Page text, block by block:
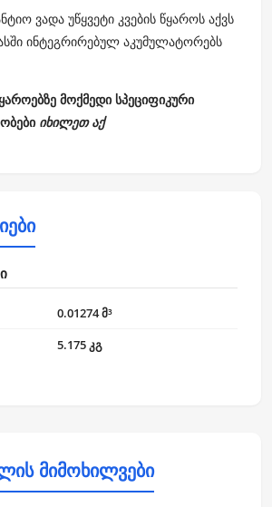
ვადა უწყვეტი კვების წყაროს აქვს
ინტეგრირებულ აკუმულატორებს
მოქმედი სპეციფიკური
იხილეთ აქ
0.01274 მ³
5.175 კგ
მიმოხილვები